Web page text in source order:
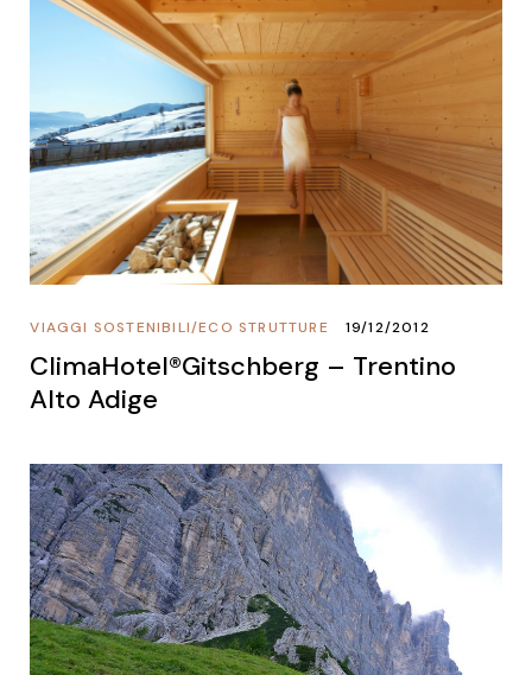
ECO STRUTTURE
/
VIAGGI SOSTENIBILI 19/12/2012
ClimaHotel®Gitschberg – Trentino
Alto Adige